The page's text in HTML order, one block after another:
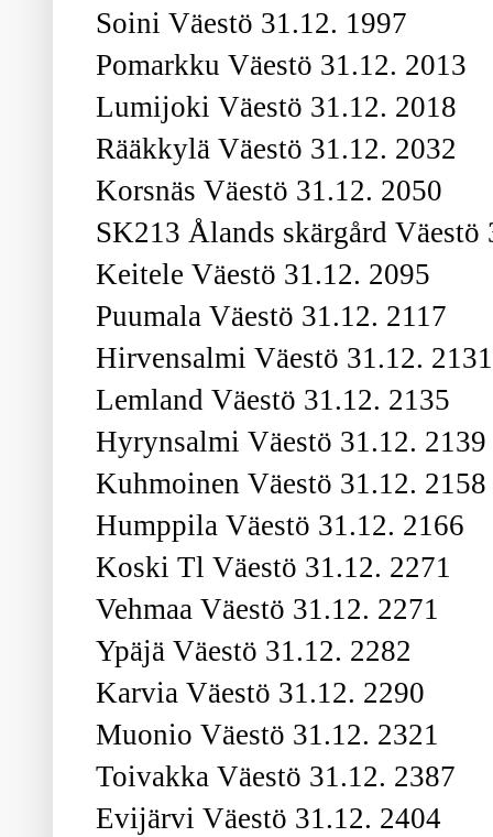
Soini Väestö 31.12. 1997
Pomarkku Väestö 31.12. 2013
Lumijoki Väestö 31.12. 2018
Rääkkylä Väestö 31.12. 2032
Korsnäs Väestö 31.12. 2050
SK213 Ålands skärgård Väestö
Keitele Väestö 31.12. 2095
Puumala Väestö 31.12. 2117
Hirvensalmi Väestö 31.12. 2131
Lemland Väestö 31.12. 2135
Hyrynsalmi Väestö 31.12. 2139
Kuhmoinen Väestö 31.12. 2158
Humppila Väestö 31.12. 2166
Koski Tl Väestö 31.12. 2271
Vehmaa Väestö 31.12. 2271
Ypäjä Väestö 31.12. 2282
Karvia Väestö 31.12. 2290
Muonio Väestö 31.12. 2321
Toivakka Väestö 31.12. 2387
Evijärvi Väestö 31.12. 2404